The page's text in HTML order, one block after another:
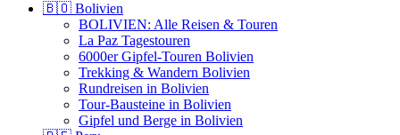
🇧🇴 Bolivien
BOLIVIEN: Alle Reisen & Touren
La Paz Tagestouren
6000er Gipfel-Touren Bolivien
Trekking & Wandern Bolivien
Rundreisen in Bolivien
Tour-Bausteine in Bolivien
Gipfel und Berge in Bolivien